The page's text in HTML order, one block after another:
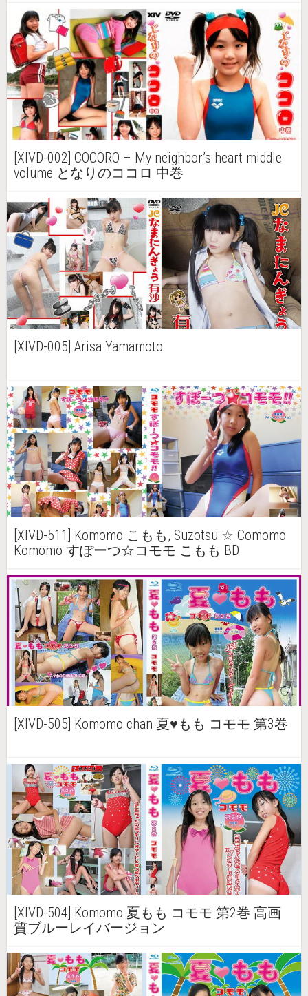
[XIVD-002] COCORO – My neighbor’s heart middle
volume となりのココロ 中巻
[XIVD-005] Arisa Yamamoto
[XIVD-511] Komomo こもも, Suzotsu ☆ Comomo
Komomo すぽーつ☆コモモ こもも BD
[XIVD-505] Komomo chan 夏♥もも コモモ 第3巻
[XIVD-504] Komomo 夏もも コモモ 第2巻 高画
質ブルーレイバージョン